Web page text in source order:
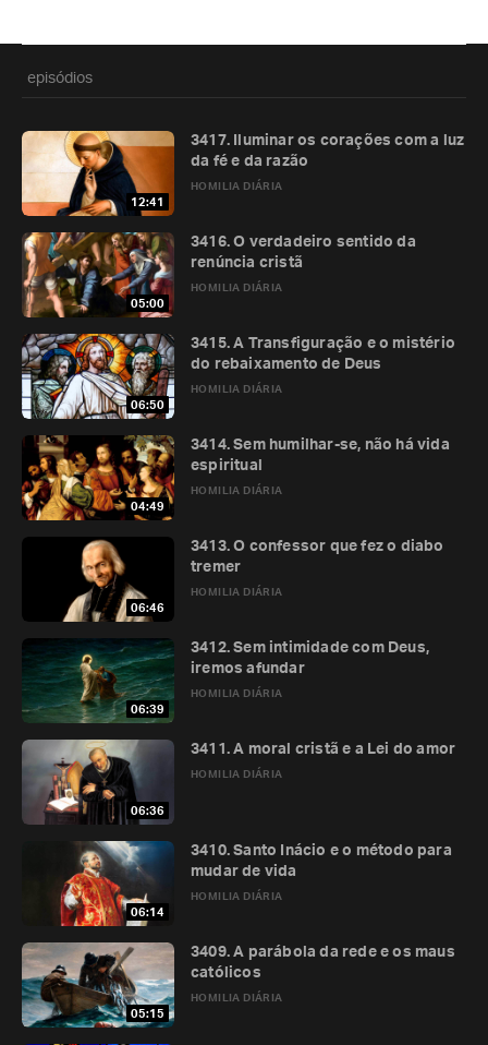
episódios
12:41
HOMILIA DIÁRIA
3417. Iluminar os corações com a luz
da fé e da razão
05:00
HOMILIA DIÁRIA
3416. O verdadeiro sentido da
renúncia cristã
06:50
HOMILIA DIÁRIA
3415. A Transfiguração e o mistério
do rebaixamento de Deus
04:49
HOMILIA DIÁRIA
3414. Sem humilhar-se, não há vida
espiritual
06:46
HOMILIA DIÁRIA
3413. O confessor que fez o diabo
tremer
06:39
HOMILIA DIÁRIA
3412. Sem intimidade com Deus,
iremos afundar
06:36
HOMILIA DIÁRIA
3411. A moral cristã e a Lei do amor
06:14
HOMILIA DIÁRIA
3410. Santo Inácio e o método para
mudar de vida
05:15
HOMILIA DIÁRIA
3409. A parábola da rede e os maus
católicos